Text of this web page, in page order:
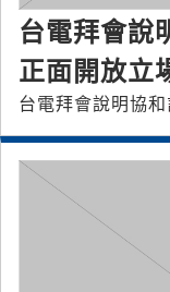
台電拜會說
正面開放立
台電拜會說明協